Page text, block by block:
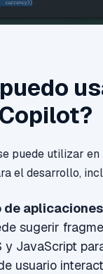
puede utilizar en
el desarrollo,
de
sugerir
y JavaScript
usuario